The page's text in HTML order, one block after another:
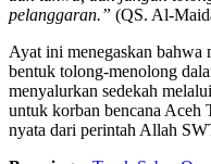
pelanggaran.” (QS. Al-
Ayat ini menegaskan bahwa
bentuk tolong-menolong
menyalurkan sedekah
untuk korban bencana Aceh
nyata dari perintah Allah